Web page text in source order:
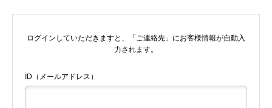
ログインしていただきますと、「ご連絡先」にお客様情報が自動入
力されます。
ID（メールアドレス）